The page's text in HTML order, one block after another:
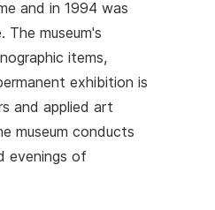
and in 1994 was
museum's
items,
exhibition is
and applied art
museum conducts
evenings of